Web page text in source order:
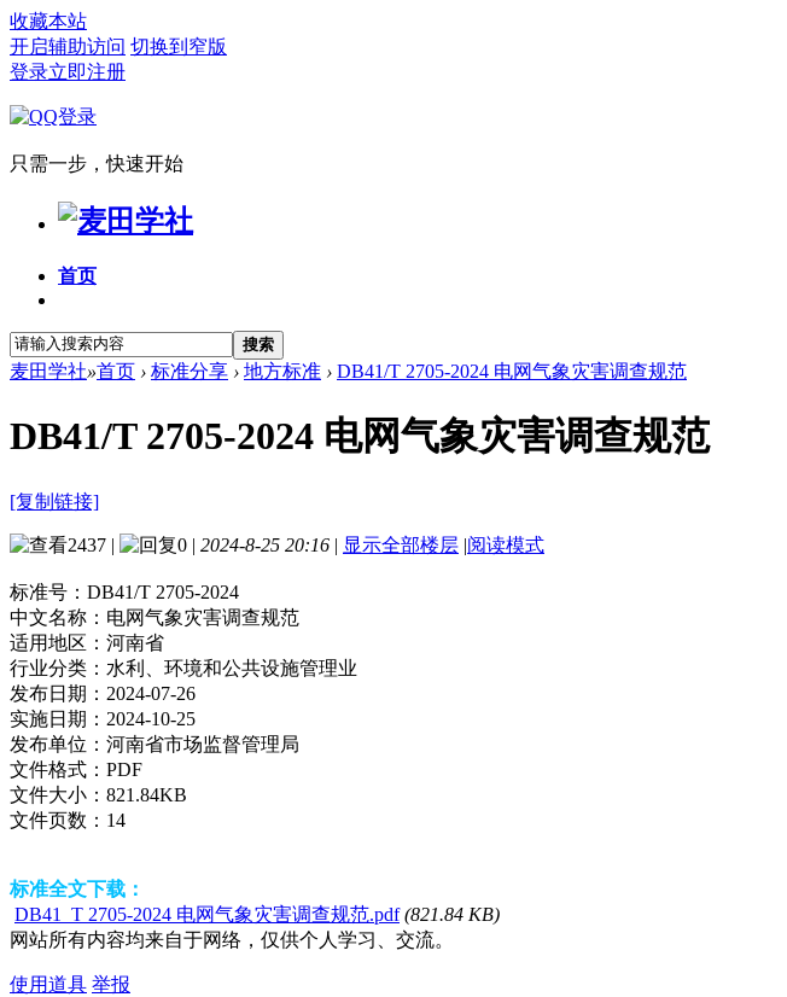
收藏本站
开启辅助访问 切换到窄版
登录立即注册
只需一步，快速开始
首页
搜索
麦田学社»首页 › 标准分享 › 地方标准 › DB41/T 2705-2024 电网气象灾害调查规范
DB41/T 2705-2024 电网气象灾害调查规范
[复制链接]
2437 | 0 | 2024-8-25 20:16 | 显示全部楼层 |阅读模式
标准号： DB41/T 2705-2024
中文名称： 电网气象灾害调查规范
适用地区： 河南省
行业分类： 水利、环境和公共设施管理业
发布日期： 2024-07-26
实施日期： 2024-10-25
发布单位： 河南省市场监督管理局
文件格式： PDF
文件大小： 821.84KB
文件页数： 14
标准全文下载：
DB41_T 2705-2024 电网气象灾害调查规范.pdf (821.84 KB)
网站所有内容均来自于网络，仅供个人学习、交流。
使用道具 举报